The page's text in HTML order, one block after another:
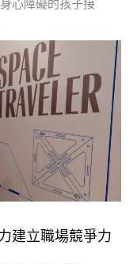
心障礙的孩子接
建立職場競爭力